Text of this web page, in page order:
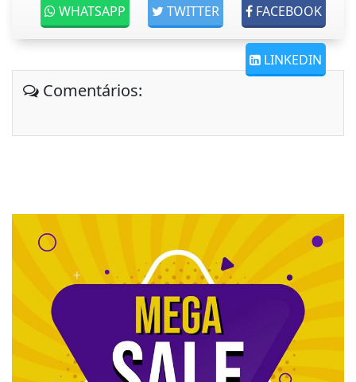
FACEBOOK
TWITTER
WHATSAPP
LINKEDIN
Comentários: